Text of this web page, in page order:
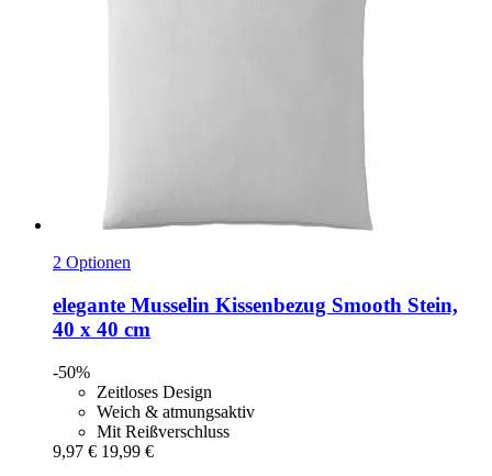
2 Optionen
elegante Musselin Kissenbezug Smooth Stein,
40 x 40 cm
-50%
Zeitloses Design
Weich & atmungsaktiv
Mit Reißverschluss
9,97 € 19,99 €